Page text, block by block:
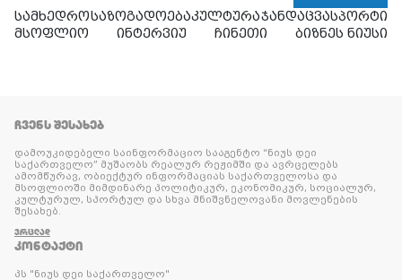
სამხედროსაზოგადოებაკულტურაჯანდაცვასპორტი
მსოფლიო
ინტერვიუ ჩინეთი ბიზნეს ნიუსი
ᲩᲕᲔᲜᲡ ᲨᲔᲡᲐᲮᲔᲑ
დამოუკიდებელი საინფორმაციო სააგენტო “ნიუს დეი
საქართველო” მუშაობს რეალურ რეჟიმში და ავრცელებს
ამომწურავ, ობიექტურ ინფორმაციას საქართველოსა და
მსოფლიოში მიმდინარე პოლიტიკურ, ეკონომიკურ, სოციალურ,
კულტურულ, სპორტულ და სხვა მნიშვნელოვანი მოვლენების
შესახებ.
ᲕᲠᲪᲚᲐᲓ
ᲙᲝᲜᲢᲐᲥᲢᲘ
პს "ნიუს დეი საქართველო"